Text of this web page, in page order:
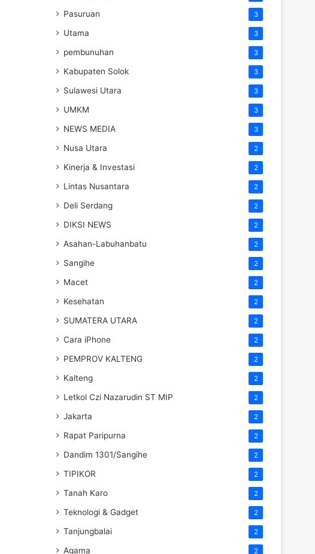
Pasuruan 3
Utama 3
pembunuhan 3
Kabupaten Solok 3
Sulawesi Utara 3
UMKM 3
NEWS MEDIA 3
Nusa Utara 2
Kinerja & Investasi 2
Lintas Nusantara 2
Deli Serdang 2
DIKSI NEWS 2
Asahan-Labuhanbatu 2
Sangihe 2
Macet 2
Kesehatan 2
SUMATERA UTARA 2
Cara iPhone 2
PEMPROV KALTENG 2
Kalteng 2
Letkol Czi Nazarudin ST MIP 2
Jakarta 2
Rapat Paripurna 2
Dandim 1301/Sangihe 2
TIPIKOR 2
Tanah Karo 2
Teknologi & Gadget 2
Tanjungbalai 2
Agama 2